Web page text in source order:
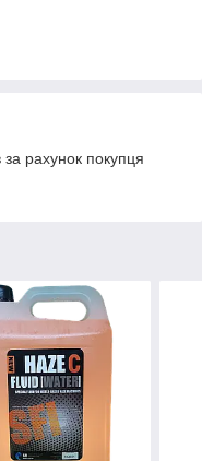
рахунок покупця